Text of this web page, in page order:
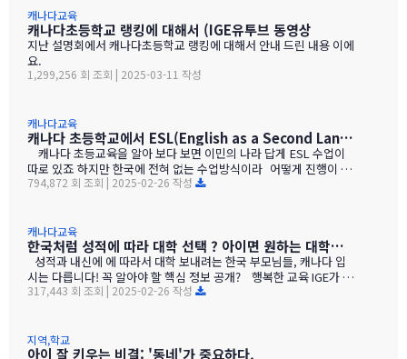
캐나다교육
캐나다초등학교 랭킹에 대해서 (IGE유투브 동영상
지난 설명회에서 캐나다초등학교 랭킹에 대해서 안내 드린 내용 이에
요.
1,299,256 회 조회 | 2025-03-11 작성
캐나다교육
캐나다 초등학교에서 ESL(English as a Second Language) 수업 진행은 어떻게 ?
캐나다 초등교육을 알아 보다 보면 이민의 나라 답게 ESL 수업이
따로 있죠 하지만 한국에 전혀 없는 수업방식이라 어떻게 진행이 되
나 알아보시기 바랍니다.
794,872 회 조회 | 2025-02-26 작성
캐나다교육
한국처럼 성적에 따라 대학 선택 ? 아이면 원하는 대학에 맞추어 공부 ?
성적과 내신에 에 따라서 대학 보내려는 한국 부모님들, 캐나다 입
시는 다릅니다! 꼭 알아야 할 핵심 정보 공개? 행복한 교육 IGE가 전
해드리는 가치있고 정확한 유학!
317,443 회 조회 | 2025-02-26 작성
지역,학교
아이 잘 키우는 비결: '동네'가 중요하다.